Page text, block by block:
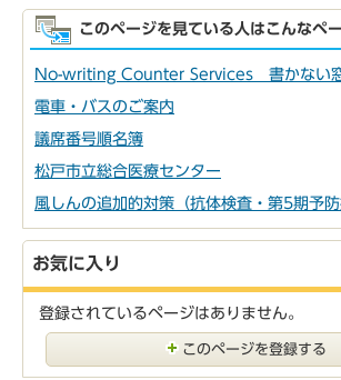
このページを見ている人はこんなペ
No-writing Counter Services 書かない
電車・バスのご案内
議席番号順名簿
松戸市立総合医療センター
風しんの追加的対策（抗体検査・第5期予
お気に入り
登録されているページはありません。
このページを登録する